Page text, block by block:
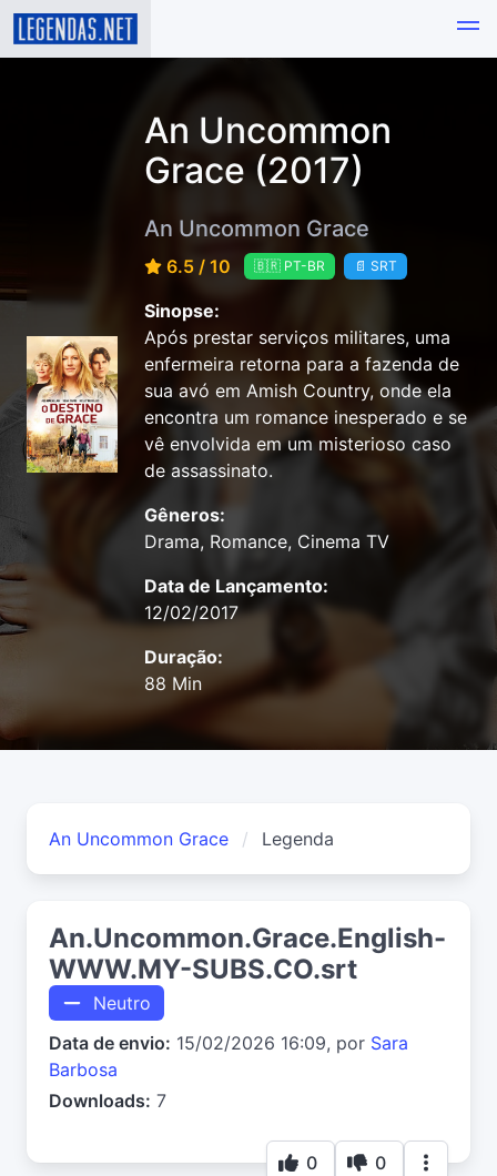
An Uncommon
Grace (2017)
An Uncommon Grace
6.5 / 10 🇧🇷 PT-BR 📄 SRT
Sinopse:
Após prestar serviços militares, uma
enfermeira retorna para a fazenda de
sua avó em Amish Country, onde ela
encontra um romance inesperado e se
vê envolvida em um misterioso caso
de assassinato.
Gêneros:
Drama, Romance, Cinema TV
Data de Lançamento:
12/02/2017
Duração:
88 Min
An Uncommon Grace Legenda
An.Uncommon.Grace.English-
WWW.MY-SUBS.CO.srt
Neutro
Data de envio: 15/02/2026 16:09, por Sara
Barbosa
Downloads: 7
0 0